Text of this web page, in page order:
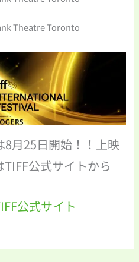
Theatre Toronto
月25日開始！！上映
公式サイトから
公式サイト